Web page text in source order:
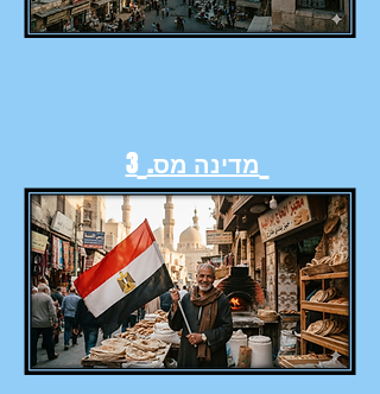
מדינה מס. 3